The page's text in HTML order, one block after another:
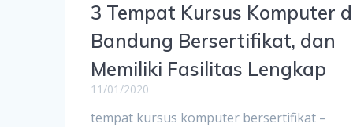
3 Tempat Kursus Komputer
Bandung Bersertifikat, dan
Memiliki Fasilitas Lengkap
11/01/2020
tempat kursus komputer bersertifikat –